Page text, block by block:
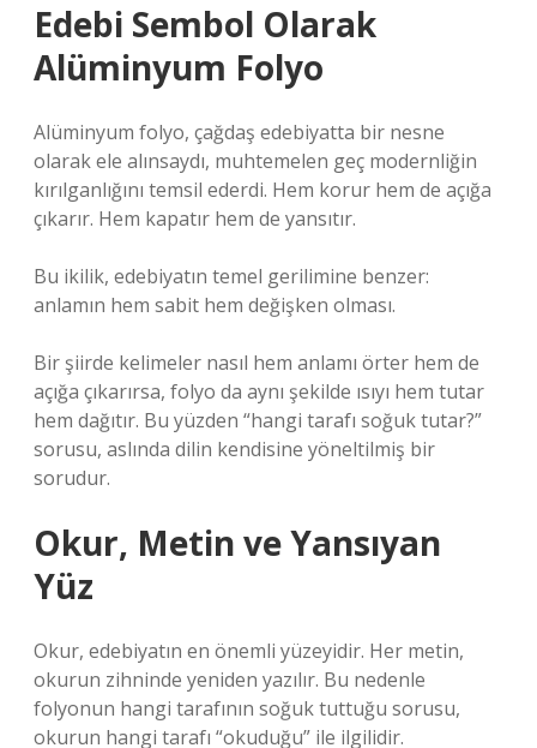
Edebi Sembol Olarak
Alüminyum Folyo
Alüminyum folyo, çağdaş edebiyatta bir nesne
olarak ele alınsaydı, muhtemelen geç modernliğin
kırılganlığını temsil ederdi. Hem korur hem de açığa
çıkarır. Hem kapatır hem de yansıtır.
Bu ikilik, edebiyatın temel gerilimine benzer:
anlamın hem sabit hem değişken olması.
Bir şiirde kelimeler nasıl hem anlamı örter hem de
açığa çıkarırsa, folyo da aynı şekilde ısıyı hem tutar
hem dağıtır. Bu yüzden “hangi tarafı soğuk tutar?”
sorusu, aslında dilin kendisine yöneltilmiş bir
sorudur.
Okur, Metin ve Yansıyan
Yüz
Okur, edebiyatın en önemli yüzeyidir. Her metin,
okurun zihninde yeniden yazılır. Bu nedenle
folyonun hangi tarafının soğuk tuttuğu sorusu,
okurun hangi tarafı “okuduğu” ile ilgilidir.